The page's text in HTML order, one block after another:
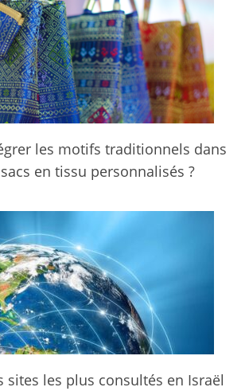
les motifs traditionnels dans
en tissu personnalisés ?
sites les plus consultés en Israël